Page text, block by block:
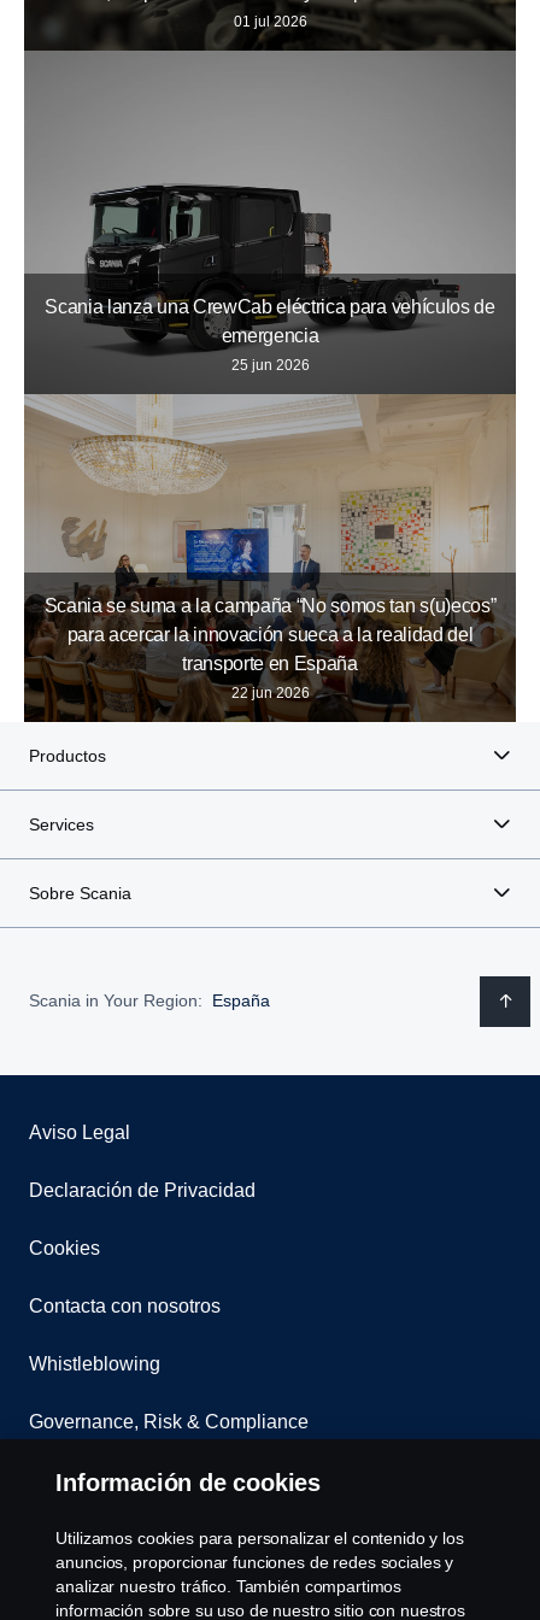
01 jul 2026
Scania lanza una CrewCab eléctrica para vehículos de
emergencia
25 jun 2026
Scania se suma a la campaña “No somos tan s(u)ecos”
para acercar la innovación sueca a la realidad del
transporte en España
22 jun 2026
Productos
Services
Sobre Scania
Scania in Your Region: España
Aviso Legal
Declaración de Privacidad
Cookies
Contacta con nosotros
Whistleblowing
Governance, Risk & Compliance
Configuración de cookies
Información de cookies
Utilizamos cookies para personalizar el contenido y los
anuncios, proporcionar funciones de redes sociales y
analizar nuestro tráfico. También compartimos
información sobre su uso de nuestro sitio con nuestros